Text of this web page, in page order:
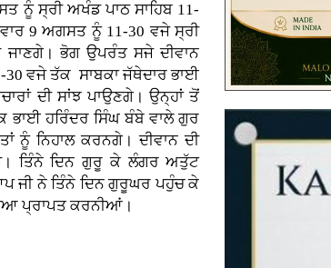
ਨੂੰ ਸ੍ਰੀ ਅਖੰਡ ਪਾਠ ਸਾਹਿਬ 11-
9 ਅਗਸਤ ਨੂੰ 11-30 ਵਜੇ ਸ੍ਰੀ
ਜਾਣਗੇ। ਭੋਗ ਉਪਰੰਤ ਸਜੇ ਦੀਵਾਨ
30 ਵਜੇ ਤੱਕ ਸਾਬਕਾ ਜੱਥੇਦਾਰ ਭਾਈ
ਦੀ ਸਾਂਝ ਪਾਉਣਗੇ। ਉਨ੍ਹਾਂ ਤੋਂ
ਭਾਈ ਹਰਿੰਦਰ ਸਿੰਘ ਬੰਬੇ ਵਾਲੇ ਗੁਰ
ਨੂੰ ਨਿਹਾਲ ਕਰਨਗੇ। ਦੀਵਾਨ ਦੀ
ਤਿੰਨੇ ਦਿਨ ਗੁਰੂ ਕੇ ਲੰਗਰ ਅਤੁੱਟ
ਜੀ ਨੇ ਤਿੰਨੇ ਦਿਨ ਗੁਰੂਘਰ ਪਹੁੰਚ ਕੇ
ਪ੍ਰਾਪਤ ਕਰਨੀਆਂ।